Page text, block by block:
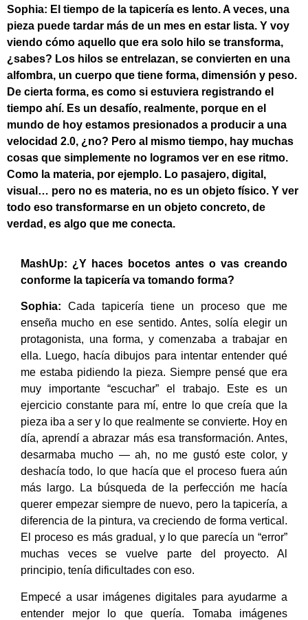
Sophia: El tiempo de la tapicería es lento. A veces, una
pieza puede tardar más de un mes en estar lista. Y voy
viendo cómo aquello que era solo hilo se transforma,
¿sabes? Los hilos se entrelazan, se convierten en una
alfombra, un cuerpo que tiene forma, dimensión y peso.
De cierta forma, es como si estuviera registrando el
tiempo ahí. Es un desafío, realmente, porque en el
mundo de hoy estamos presionados a producir a una
velocidad 2.0, ¿no? Pero al mismo tiempo, hay muchas
cosas que simplemente no logramos ver en ese ritmo.
Como la materia, por ejemplo. Lo pasajero, digital,
visual… pero no es materia, no es un objeto físico. Y ver
todo eso transformarse en un objeto concreto, de
verdad, es algo que me conecta.
MashUp: ¿Y haces bocetos antes o vas creando
conforme la tapicería va tomando forma?
Sophia: Cada tapicería tiene un proceso que me
enseña mucho en ese sentido. Antes, solía elegir un
protagonista, una forma, y comenzaba a trabajar en
ella. Luego, hacía dibujos para intentar entender qué
me estaba pidiendo la pieza. Siempre pensé que era
muy importante “escuchar” el trabajo. Este es un
ejercicio constante para mí, entre lo que creía que la
pieza iba a ser y lo que realmente se convierte. Hoy en
día, aprendí a abrazar más esa transformación. Antes,
desarmaba mucho — ah, no me gustó este color, y
deshacía todo, lo que hacía que el proceso fuera aún
más largo. La búsqueda de la perfección me hacía
querer empezar siempre de nuevo, pero la tapicería, a
diferencia de la pintura, va creciendo de forma vertical.
El proceso es más gradual, y lo que parecía un “error”
muchas veces se vuelve parte del proyecto. Al
principio, tenía dificultades con eso.
Empecé a usar imágenes digitales para ayudarme a
entender mejor lo que quería. Tomaba imágenes